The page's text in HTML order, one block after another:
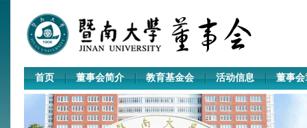
首页 董事会简介 教育基金会 活动信息 董事会